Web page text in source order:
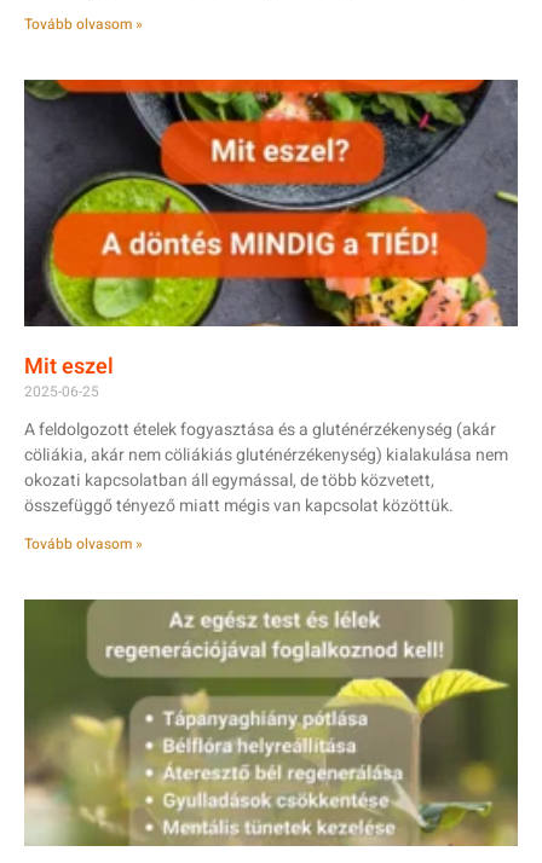
Tovább olvasom »
Mit eszel
2025-06-25
A feldolgozott ételek fogyasztása és a gluténérzékenység (akár
cöliákia, akár nem cöliákiás gluténérzékenység) kialakulása nem
okozati kapcsolatban áll egymással, de több közvetett,
összefüggő tényező miatt mégis van kapcsolat közöttük.
Tovább olvasom »